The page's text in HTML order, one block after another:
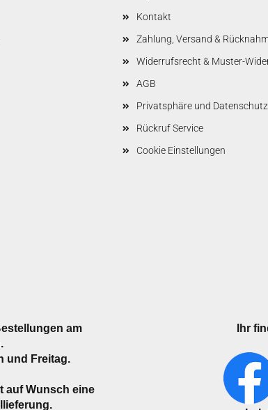
Kontakt
Zahlung, Versand &
Widerrufsrecht & Muster-
AGB
Privatsphäre und Datenschutz
Rückruf Service
Cookie Einstellungen
am
und Freitag.
auf Wunsch eine
Ihr